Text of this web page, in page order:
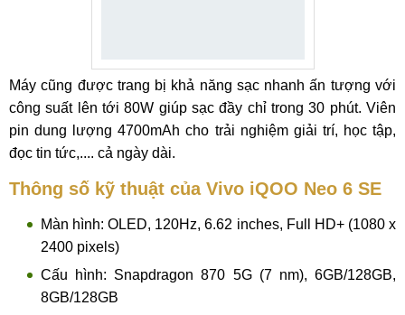
Máy cũng được trang bị khả năng sạc nhanh ấn tượng với
công suất lên tới 80W giúp sạc đầy chỉ trong 30 phút. Viên
pin dung lượng 4700mAh cho trải nghiệm giải trí, học tập,
đọc tin tức,.... cả ngày dài.
Thông số kỹ thuật của Vivo iQOO Neo 6 SE
Màn hình: OLED, 120Hz, 6.62 inches, Full HD+ (1080 x
2400 pixels)
Cấu hình: Snapdragon 870 5G (7 nm), 6GB/128GB,
8GB/128GB